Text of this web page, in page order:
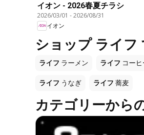
イオン - 2026春夏チラシ
2026/03/01 -2026/08/31
イオン
ショップ ライフ
ライフ ラーメン ライフ コーヒ
ライフ うなぎ ライフ 蕎麦
カテゴリーから